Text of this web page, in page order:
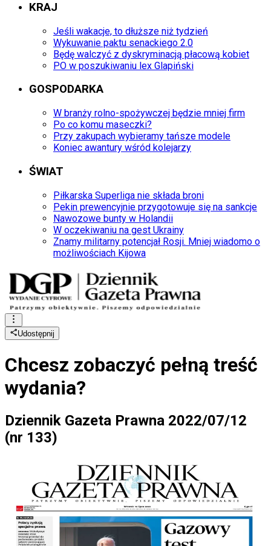
KRAJ
Jeśli wakacje, to dłuższe niż tydzień
Wykuwanie paktu senackiego 2.0
Będę walczyć z dyskryminacją płacową kobiet
PO w poszukiwaniu lex Glapiński
GOSPODARKA
W branży rolno-spożywczej będzie mniej firm
Po co komu maseczki?
Przy zakupach wybieramy tańsze modele
Koniec awantury wśród kolejarzy
ŚWIAT
Piłkarska Superliga nie składa broni
Pekin prewencyjnie przygotowuje się na sankcje
Nawozowe bunty w Holandii
W oczekiwaniu na gest Ukrainy
Znamy militarny potencjał Rosji. Mniej wiadomo o
możliwościach Kijowa
Udostępnij
Chcesz zobaczyć pełną treść
wydania?
Dziennik Gazeta Prawna 2022/07/12
(nr 133)